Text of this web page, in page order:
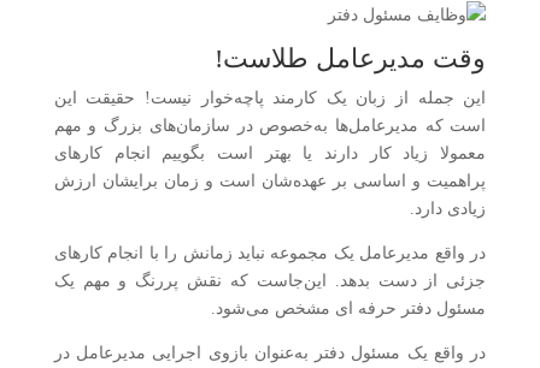
وقت مدیرعامل طلاست!
این جمله از زبان یک کارمند پاچه‌خوار نیست! حقیقت این
است که مدیرعامل‌ها به‌خصوص در سازمان‌های بزرگ و مهم
معمولا زیاد کار دارند یا بهتر است بگوییم انجام کارهای
پراهمیت و اساسی بر عهده‌شان است و زمان برایشان ارزش
زیادی دارد.
در واقع مدیرعامل یک مجموعه نباید زمانش را با انجام کارهای
جزئی از دست بدهد. این‌جاست که نقش پررنگ و مهم یک
مسئول دفتر حرفه ای مشخص می‌شود.
در واقع یک مسئول دفتر به‌عنوان بازوی اجرایی مدیرعامل در